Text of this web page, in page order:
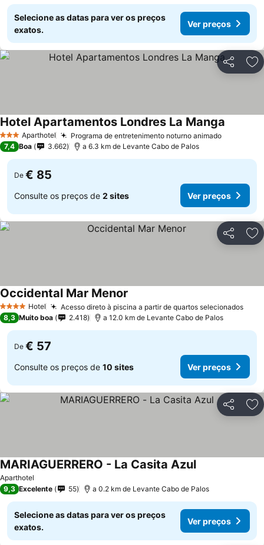
Selecione as datas para ver os preços
exatos.
Ver preços
Partilhar
3 EstrelasAparthotel Programa de entretenimento noturno animadoVer
Hotel Apartamentos Londres La Manga
7,4 Boa 3.662 a 6.3 km de Levante Cabo de Palos
De € 85
Consulte os preços de 2 sites Ver preços
Partilhar
4 EstrelasHotel Acesso direto à piscina a partir de quartos selecionadosVer
Occidental Mar Menor
8,3 Muito boa 2.418 a 12.0 km de Levante Cabo de Palos
De € 57
Consulte os preços de 10 sites Ver preços
Partilhar
Aparthotel
MARIAGUERRERO - La Casita AzulVer preços
9,3 Excelente 55 a 0.2 km de Levante Cabo de Palos
Selecione as datas para ver os preços
exatos.
Ver preços